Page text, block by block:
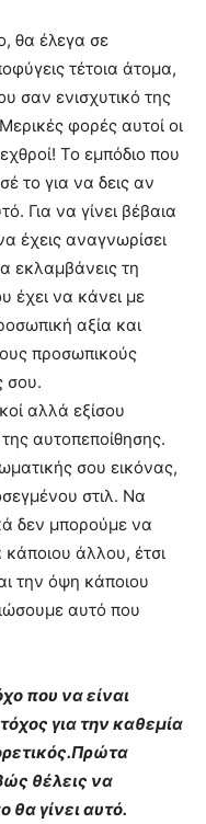
θα έλεγα σε
τέτοια άτομα,
σαν ενισχυτικό της
φορές αυτοί οι
Το εμπόδιο που
το για να δεις αν
Για να γίνει βέβαια
έχεις αναγνωρίσει
εκλαμβάνεις τη
έχει να κάνει με
αξία και
προσωπικούς
σου.
αλλά εξίσου
αυτοπεποίθησης.
σου εικόνας,
στιλ. Να
δεν μπορούμε να
άλλου, έτσι
την όψη κάποιου
αυτό που
που να είναι
για την καθεμία
θέλεις να
θα γίνει αυτό.